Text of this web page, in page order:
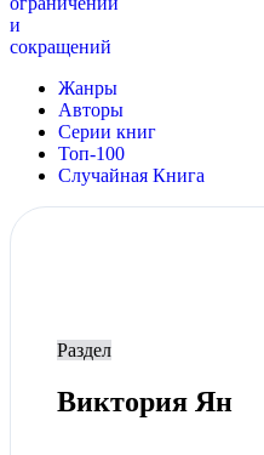
Жанры
Авторы
Серии книг
Топ-100
Случайная Книга
Раздел
Виктория Ян